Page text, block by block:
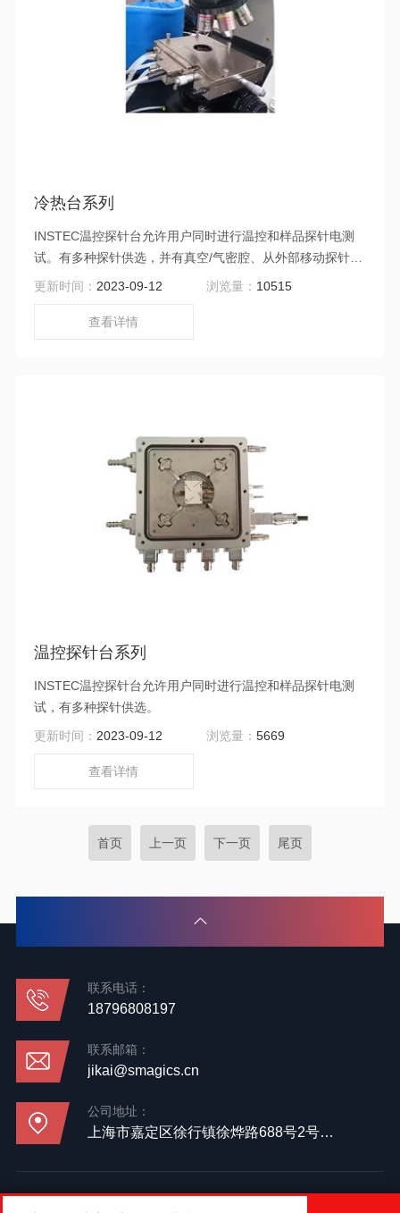
冷热台系列
INSTEC温控探针台允许用户同时进行温控和样品探针电测
试。有多种探针供选，并有真空/气密腔、从外部移动探针等
可选功能。
更新时间： 2023-09-12 浏览量： 10515
查看详情
温控探针台系列
INSTEC温控探针台允许用户同时进行温控和样品探针电测
试，有多种探针供选。
更新时间： 2023-09-12 浏览量：5669
查看详情
首页 上一页 下一页 尾页
联系电话：
18796808197
联系邮箱：
jikai@smagics.cn
公司地址：
上海市嘉定区徐行镇徐烨路688号2号楼4层